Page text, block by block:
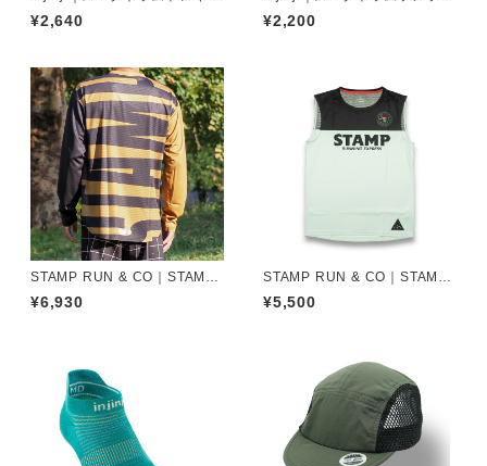
ミッドウェイトクルー（バー
ジャー）
¥2,640
トウェイトノーショウ（バー
ジャー）
¥2,200
STAMP RUN & CO｜STAMP
LONG SLEEVE TEE（STAM
P BIG LOGO -BLACK&BROW
¥6,930
STAMP RUN & CO｜STAMP
GRAPHIC TANK (RUNNING
EXPRESS)
¥5,500